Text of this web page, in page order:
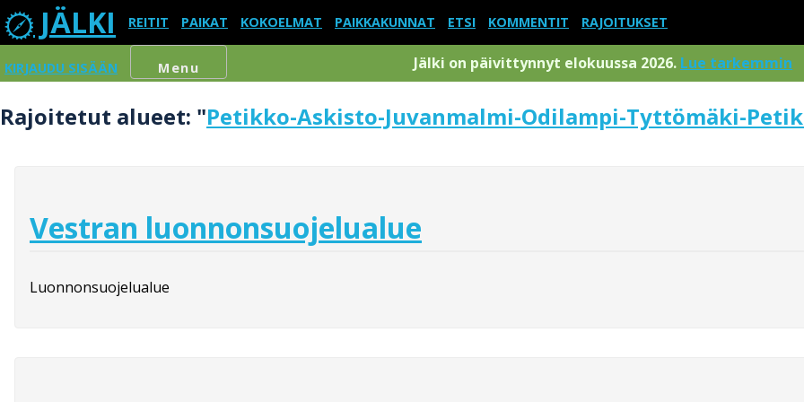
JÄLKI REITIT PAIKAT KOKOELMAT PAIKKAKUNNAT ETSI KOMMENTIT RAJOITUKSET
KIRJAUDU SISÄÄN Menu Jälki on päivittynnyt elokuussa 2026. Lue tarkemmin
Rajoitetut alueet: "Petikko-Askisto-Juvanmalmi-Odilampi-Tyttömäki-
Vestran luonnonsuojelualue
Luonnonsuojelualue